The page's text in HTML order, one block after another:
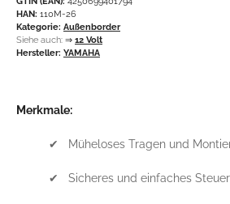
HAN: 110M-26
Kategorie: Außenborder
Siehe auch: ⇒ 12 Volt
Hersteller: YAMAHA
Merkmale:
✔ Müheloses Tragen und
✔ Sicheres und einfaches